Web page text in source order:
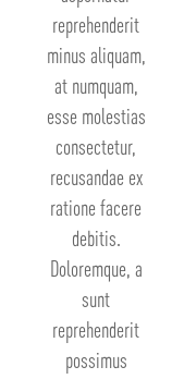
reprehenderit
minus aliquam,
at numquam,
esse molestias
consectetur,
recusandae ex
ratione facere
debitis.
Doloremque, a
sunt
reprehenderit
possimus